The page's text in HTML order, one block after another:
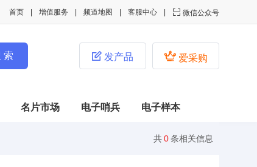
 微信公众号
客服中心
频道地图
增值服务
首页
 爱采购
 发产品
名片市场 电子哨兵 电子样本
共0条相关信息